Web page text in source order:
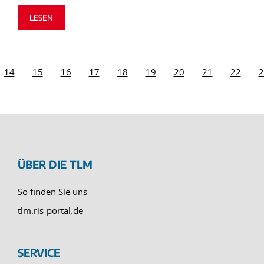
LESEN
14 15 16 17 18 19 20 21 22
ÜBER DIE TLM
So finden Sie uns
tlm.ris-portal.de
SERVICE